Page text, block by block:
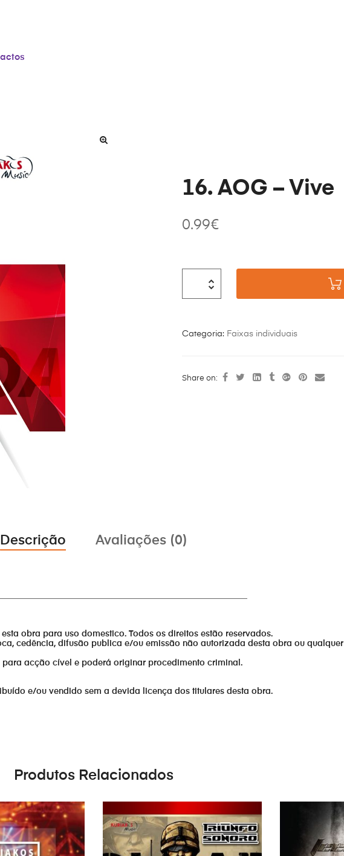
16. AOG – Vive
0.99€
Categoria: Faixas individuais
Share on:
Descrição Avaliações (0)
obra para uso domestico. Todos os direitos estão reservados.
cedência, difusão publica e/ou emissão não autorizada desta obra ou qualquer
acção cível e poderá originar procedimento criminal.
e/ou vendido sem a devida licença dos titulares desta obra.
Produtos Relacionados